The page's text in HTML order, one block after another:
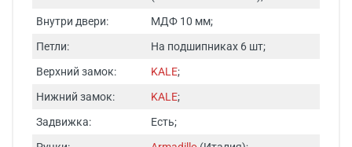
Внутри двери:
МДФ 10 мм;
Петли:
На подшипниках 6 шт;
Верхний замок:
KALE;
Нижний замок:
KALE;
Задвижка:
Есть;